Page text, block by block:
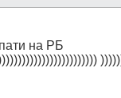
на РБ